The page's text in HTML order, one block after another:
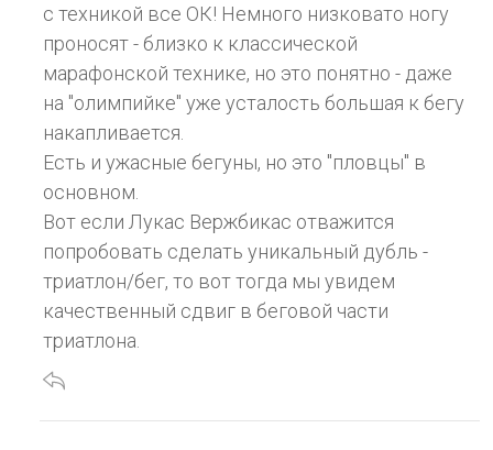
с техникой все ОК! Немного низковато ногу
проносят - близко к классической
марафонской технике, но это понятно - даже
на "олимпийке" уже усталость большая к бегу
накапливается.
Есть и ужасные бегуны, но это "пловцы" в
основном.
Вот если Лукас Вержбикас отважится
попробовать сделать уникальный дубль -
триатлон/бег, то вот тогда мы увидем
качественный сдвиг в беговой части
триатлона.